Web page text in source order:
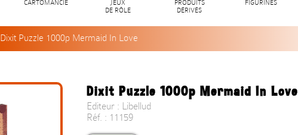
CARTOMANCIE
JEUX
DE RÔLE
PRODUITS
DÉRIVÉS
FIGURINES
Dixit Puzzle 1000p Mermaid In Love
Dixit Puzzle 1000p Mermaid In Love
Editeur : Libellud
Réf. : 11159